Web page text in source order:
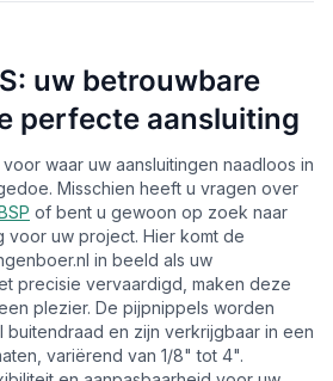
uw betrouwbare
perfecte aansluiting
waar uw aansluitingen naadloos in
Misschien heeft u vragen over
of bent u gewoon op zoek naar
voor uw project. Hier komt de
in beeld als uw
precisie vervaardigd, maken deze
plezier. De pijpnippels worden
buitendraad en zijn verkrijgbaar in een
variërend van 1/8" tot 4".